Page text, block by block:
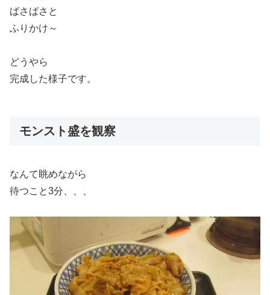
ばさばさと
ふりかけ～
どうやら
完成した様子です。
モンスト盛を観察
なんて眺めながら
待つこと3分、、、